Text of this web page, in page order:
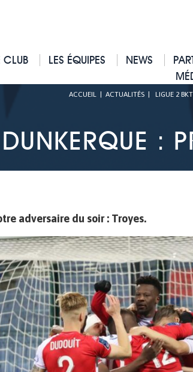
CLUB LES ÉQUIPES NEWS
ACCUEIL| ACTUALITÉS| LIGUE 2 BKT
:
adversaire du soir : Troyes.